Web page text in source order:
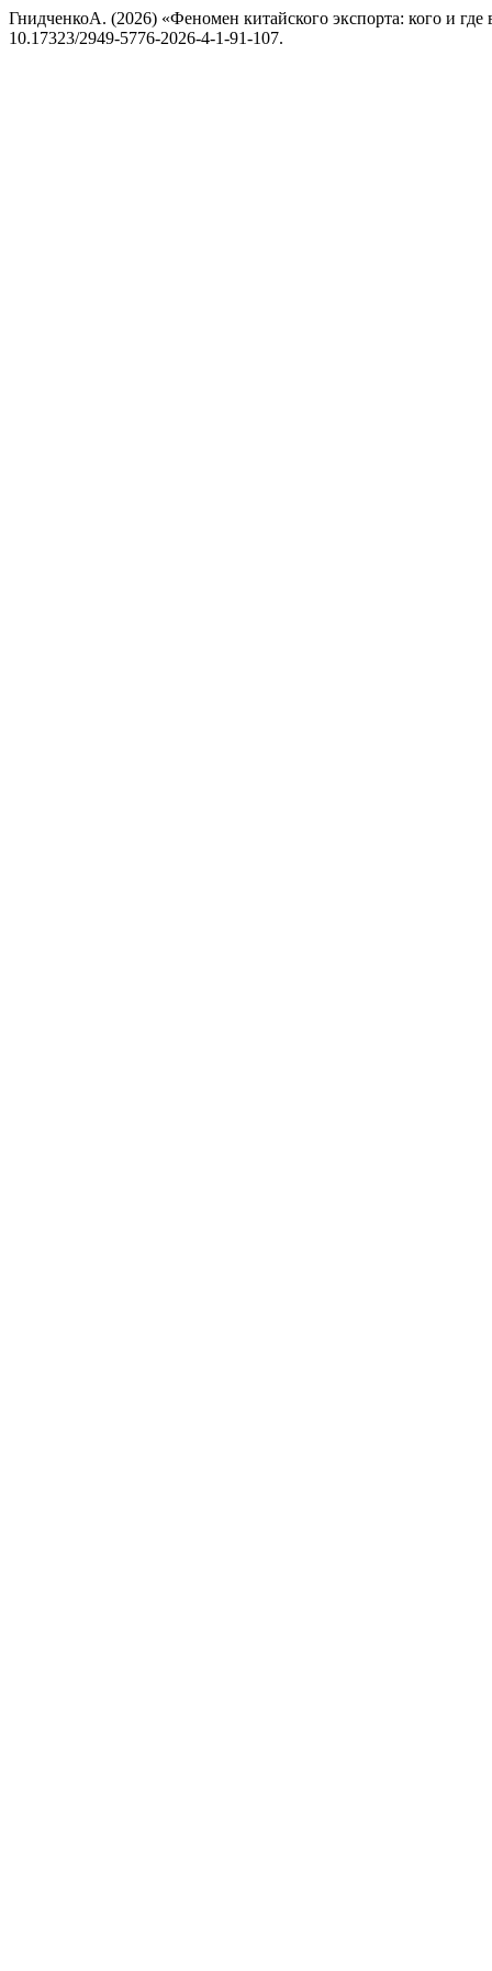
ГнидченкоА. (2026) «Феномен китайского экспорта: кого и
10.17323/2949-5776-2026-4-1-91-107.